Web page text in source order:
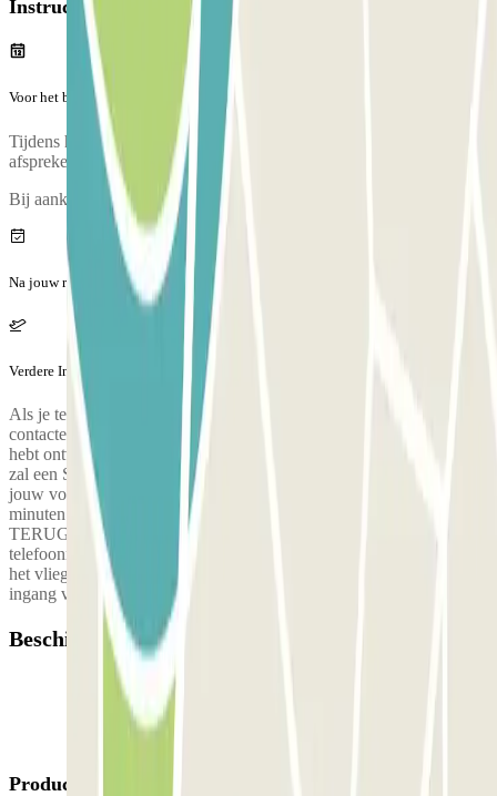
Instructies
Voor het begin van jouw reis
Tijdens het telefoongesprek zal iemand een ophaalpunt met je
afspreken.
Bij aankomst is er een inspectie van jouw voertuig.
Na jouw reis
Verdere Informatie
Als je terugkomt in de namiddag en jouw vlucht is vertraagd,
contacteer de parkeergarage zo snel mogelijk via het nummer dat je
hebt ontvangen in een SMS.TWEE UREN VOOR VERTREK: Je
zal een SMS ontvangen met het telefoonnumer van de persoon die
jouw voertuig op komt halen bij de terminal. Bel hem/haar 15
minuten voor de geplande ophaaltijd. VIER UREN VOOR
TERUGKOMST: Je zal een SMS ontvangen met het
telefoonnummer van jouw valet service zodat je jouw aankomst met
het vliegtuig kan bevestigen. Ze zullen de terugbrengen naar de
ingang van de aankomst terminal, precies op tijd om te gaan!
Beschikbare producten
Producten van Parclick